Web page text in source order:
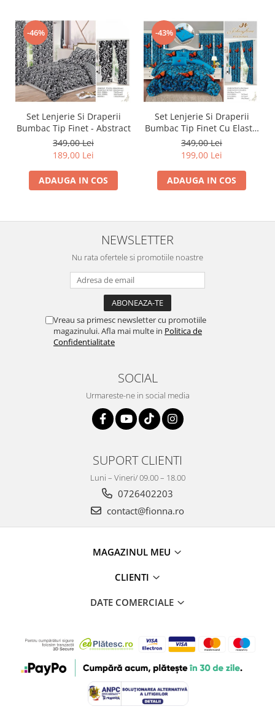
-46%
Set Lenjerie Si Draperii
Bumbac Tip Finet - Abstract
349,00 Lei
189,00 Lei
ADAUGA IN COS
-43%
Set Lenjerie Si Draperii
Bumbac Tip Finet Cu Elastic
- Dansul Fluturilor
349,00 Lei
199,00 Lei
ADAUGA IN COS
NEWSLETTER
Nu rata ofertele si promotiile noastre
Vreau sa primesc newsletter cu promotiile
magazinului. Afla mai multe in Politica de
Confidentialitate
SOCIAL
Urmareste-ne in social media
SUPORT CLIENTI
Luni – Vineri/ 09.00 – 18.00
0726402203
contact@fionna.ro
MAGAZINUL MEU
CLIENTI
DATE COMERCIALE